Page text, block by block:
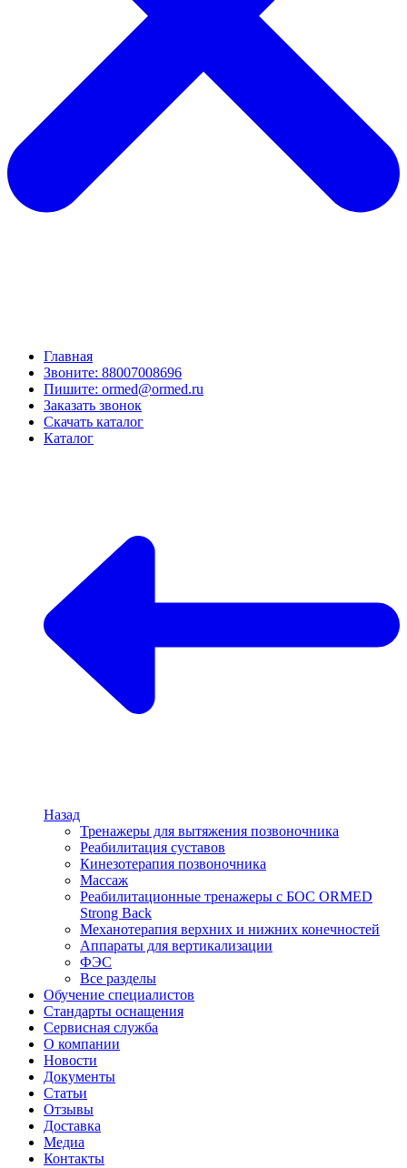
Главная
Звоните: 88007008696
Пишите: ormed@ormed.ru
Заказать звонок
Скачать каталог
Каталог
Назад
Тренажеры для вытяжения позвоночника
Реабилитация суставов
Кинезотерапия позвоночника
Массаж
Реабилитационные тренажеры с БОС ORMED
Strong Back
Механотерапия верхних и нижних конечностей
Аппараты для вертикализации
ФЭС
Все разделы
Обучение специалистов
Стандарты оснащения
Сервисная служба
О компании
Новости
Документы
Статьи
Отзывы
Доставка
Медиа
Контакты